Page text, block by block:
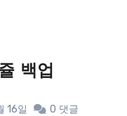
백업
16일 0 댓글